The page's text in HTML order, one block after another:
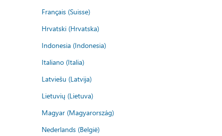
Français (Suisse)
Hrvatski (Hrvatska)
Indonesia (Indonesia)
Italiano (Italia)
Latviešu (Latvija)
Lietuvių (Lietuva)
Magyar (Magyarország)
Nederlands (België)